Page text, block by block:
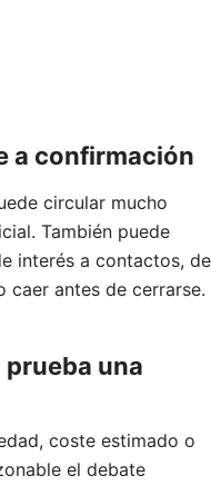
a confirmación
circular mucho
También puede
interés a contactos, de
caer antes de cerrarse.
una
coste estimado o
el debate